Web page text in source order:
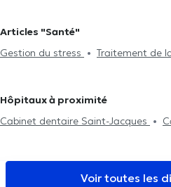
Ostéopathes à Rixensart
lumbagos
Visite à domicile
Traitement des blessures sportives
Articles "Santé"
Gestion du stress
Traitement de
Hôpitaux à proximité
Cabinet dentaire Saint-Jacques
Run & Bike Clinic
Centre
Voir toutes les